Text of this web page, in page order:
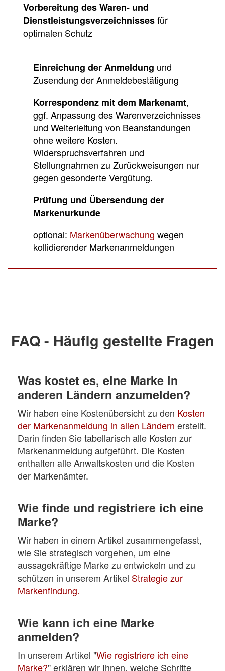
Vorbereitung des Waren- und
Dienstleistungsverzeichnissesfür
optimalen Schutz
Einreichung der Anmeldung und
Zusendung der Anmeldebestätigung
Korrespondenz mit dem Markenamt,
ggf. Anpassung des Warenverzeichnisses
und Weiterleitung von Beanstandungen
ohne weitere Kosten.
Widerspruchsverfahren und
Stellungnahmen zu Zurückweisungen nur
gegen gesonderte Vergütung.
Prüfung und Übersendung der
Markenurkunde
optional: Markenüberwachung wegen
kollidierender Markenanmeldungen
FAQ - Häufig gestellte Fragen
Was kostet es, eine Marke in
anderen Ländern anzumelden?
Wir haben eine Kostenübersicht zu den Kosten
der Markenanmeldung in allen Ländern erstellt.
Darin finden Sie tabellarisch alle Kosten zur
Markenanmeldung aufgeführt. Die Kosten
enthalten alle Anwaltskosten und die Kosten
der Markenämter.
Wie finde und registriere ich eine
Marke?
Wir haben in einem Artikel zusammengefasst,
wie Sie strategisch vorgehen, um eine
aussagekräftige Marke zu entwickeln und zu
schützen in unserem Artikel Strategie zur
Markenfindung.
Wie kann ich eine Marke
anmelden?
In unserem Artikel "Wie registriere ich eine
Marke?" erklären wir Ihnen, welche Schritte